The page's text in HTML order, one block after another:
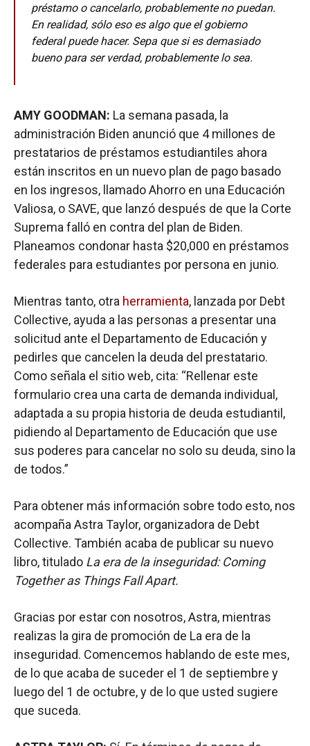
préstamo o cancelarlo, probablemente no puedan.
En realidad, sólo eso es algo que el gobierno
federal puede hacer. Sepa que si es demasiado
bueno para ser verdad, probablemente lo sea.
AMY GOODMAN: La semana pasada, la
administración Biden anunció que 4 millones de
prestatarios de préstamos estudiantiles ahora
están inscritos en un nuevo plan de pago basado
en los ingresos, llamado Ahorro en una Educación
Valiosa, o SAVE, que lanzó después de que la Corte
Suprema falló en contra del plan de Biden.
Planeamos condonar hasta $20,000 en préstamos
federales para estudiantes por persona en junio.
Mientras tanto, otra herramienta, lanzada por Debt
Collective, ayuda a las personas a presentar una
solicitud ante el Departamento de Educación y
pedirles que cancelen la deuda del prestatario.
Como señala el sitio web, cita: “Rellenar este
formulario crea una carta de demanda individual,
adaptada a su propia historia de deuda estudiantil,
pidiendo al Departamento de Educación que use
sus poderes para cancelar no solo su deuda, sino la
de todos.”
Para obtener más información sobre todo esto, nos
acompaña Astra Taylor, organizadora de Debt
Collective. También acaba de publicar su nuevo
libro, titulado La era de la inseguridad: Coming
Together as Things Fall Apart.
Gracias por estar con nosotros, Astra, mientras
realizas la gira de promoción de La era de la
inseguridad. Comencemos hablando de este mes,
de lo que acaba de suceder el 1 de septiembre y
luego del 1 de octubre, y de lo que usted sugiere
que suceda.